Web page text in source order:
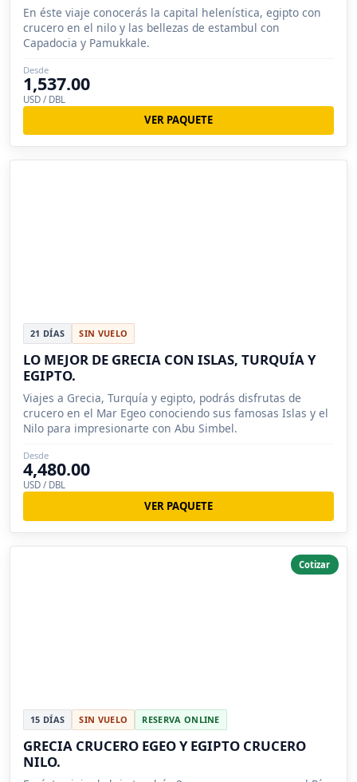
En éste viaje conocerás la capital helenística, egipto con
crucero en el nilo y las bellezas de estambul con
Capadocia y Pamukkale.
Desde
1,537.00
USD / DBL
VER PAQUETE
21 DÍAS SIN VUELO
LO MEJOR DE GRECIA CON ISLAS, TURQUÍA Y
EGIPTO.
Viajes a Grecia, Turquía y egipto, podrás disfrutas de
crucero en el Mar Egeo conociendo sus famosas Islas y el
Nilo para impresionarte con Abu Simbel.
Desde
4,480.00
USD / DBL
VER PAQUETE
Cotizar
15 DÍAS SIN VUELO RESERVA ONLINE
GRECIA CRUCERO EGEO Y EGIPTO CRUCERO
NILO.